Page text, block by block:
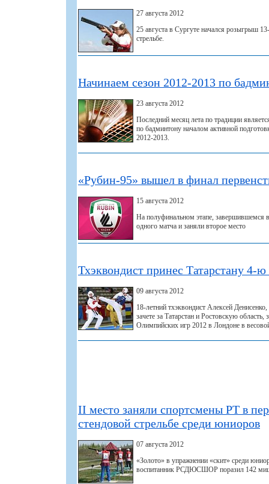
27 августа 2012
25 августа в Сургуте начался розыгрыш
стрельбе.
Начинаем сезон 2012-2013 по
23 августа 2012
Последний месяц лета по традиции
по бадминтону началом активной
2012-2013.
«Рубин-95» вышел в финал
15 августа 2012
На полуфинальном этапе, завершившемся
одного матча и заняли второе место
Тхэквондист принес Татарстану 4-
09 августа 2012
18-летний тхэквондист Алексей
зачете за Татарстан и Ростовскую
Олимпийских игр 2012 в Лондоне в
II место заняли спортсмены РТ в
стендовой стрельбе среди юниоров
07 августа 2012
«Золото» в упражнении «скит» среди
воспитанник РСДЮСШОР поразил 142